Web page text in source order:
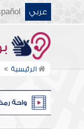
عربي
الرئيسية